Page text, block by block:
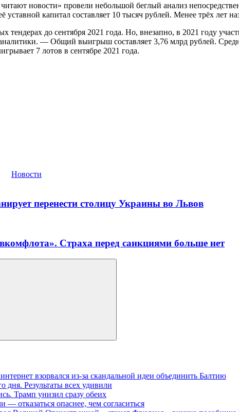
новости» провели небольшой беглый анализ
уставной капитал составляет 10 тысяч рублей. Менее трёх
тендерах до сентября 2021 года. Но, внезапно, в 2021
— Общий выигрыш составляет 3,76 млрд рублей.
7 лотов в сентябре 2021 года.
Новости
перенести столицу Украины во Львов
Страха перед санкциями больше нет
Поиск
взорвался из-за скандальной идеи объединить Балтию
Результаты всех удивили
Трамп унизил сразу обеих
отказаться опаснее, чем согласиться